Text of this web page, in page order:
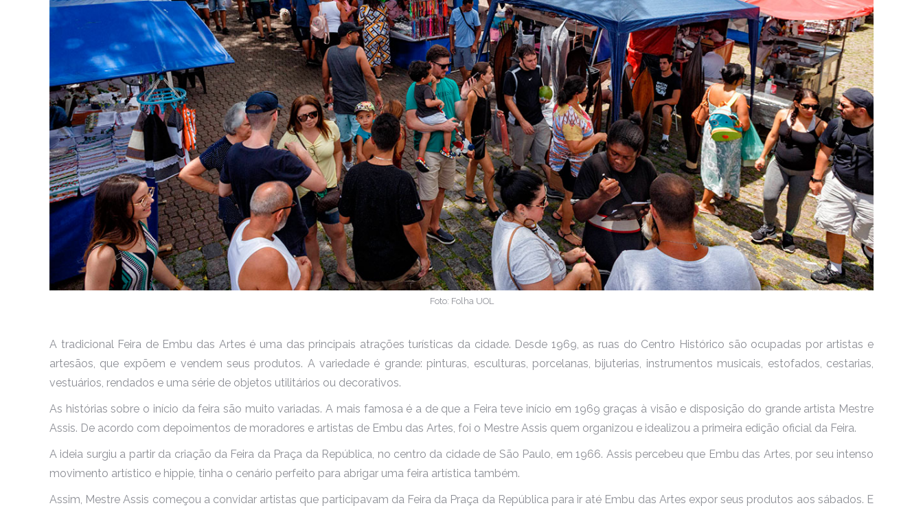
Foto: Folha UOL
A tradicional Feira de Embu das Artes é uma das principais atrações turísticas da cidade. Desde 1969, as ruas do Centro Histórico são ocupadas por artistas e
artesãos, que expõem e vendem seus produtos. A variedade é grande: pinturas, esculturas, porcelanas, bijuterias, instrumentos musicais, estofados, cestarias,
vestuários, rendados e uma série de objetos utilitários ou decorativos.
As histórias sobre o início da feira são muito variadas. A mais famosa é a de que a Feira teve início em 1969 graças à visão e disposição do grande artista Mestre
Assis. De acordo com depoimentos de moradores e artistas de Embu das Artes, foi o Mestre Assis quem organizou e idealizou a primeira edição oficial da Feira.
A ideia surgiu a partir da criação da Feira da Praça da República, no centro da cidade de São Paulo, em 1966. Assis percebeu que Embu das Artes, por seu intenso
movimento artístico e hippie, tinha o cenário perfeito para abrigar uma feira artística também.
Assim, Mestre Assis começou a convidar artistas que participavam da Feira da Praça da República para ir até Embu das Artes expor seus produtos aos sábados. E